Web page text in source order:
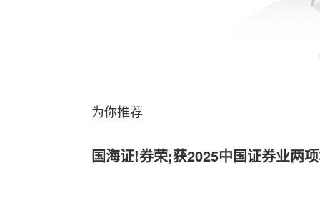
为你推荐
国海证!券荣;获2025中国证券业两